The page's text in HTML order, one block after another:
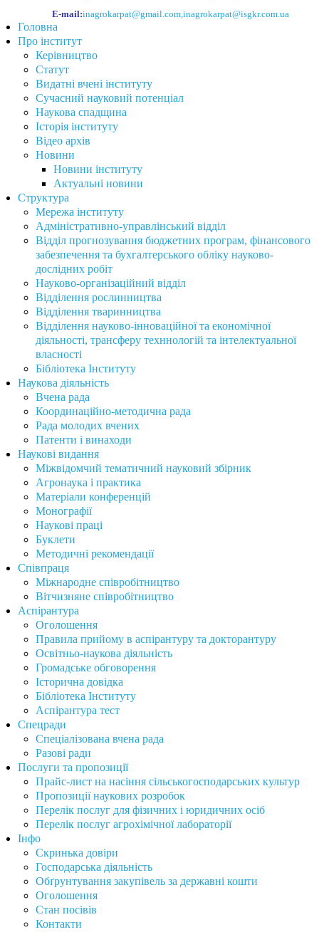
E-mail:inagrokarpat@gmail.com, inagrokarpat@isgkr.com.ua
Головна
Про інститут
Керівництво
Статут
Видатні вчені інституту
Сучасний науковий потенціал
Наукова спадщина
Історія інституту
Відео архів
Новини
Новини інституту
Актуальні новини
Структура
Мережа інституту
Адміністративно-управлінський відділ
Відділ прогнозування бюджетних програм, фінансового
забезпечення та бухгалтерського обліку науково-
дослідних робіт
Науково-організаційний відділ
Відділення рослинництва
Відділення тваринництва
Відділення науково-інноваційної та економічної
діяльності, трансферу техннологій та інтелектуальної
власності
Бібліотека Інституту
Наукова діяльність
Вчена рада
Координаційно-методична рада
Рада молодих вчених
Патенти і винаходи
Наукові видання
Міжвідомчий тематичний науковий збірник
Агронаука і практика
Матеріали конференцій
Монографії
Наукові праці
Буклети
Методичні рекомендації
Співпраця
Міжнародне співробітництво
Вітчизняне співробітництво
Аспірантура
Оголошення
Правила прийому в аспірантуру та докторантуру
Освітньо-наукова діяльність
Громадське обговорення
Історична довідка
Бібліотека Інституту
Аспірантура тест
Спецради
Спеціалізована вчена рада
Разові ради
Послуги та пропозиції
Прайс-лист на насіння сільськогосподарських культур
Пропозиції наукових розробок
Перелік послуг для фізичних і юридичних осіб
Перелік послуг агрохімічної лабораторії
Інфо
Скринька довіри
Господарська діяльність
Обґрунтування закупівель за державні кошти
Оголошення
Стан посівів
Контакти